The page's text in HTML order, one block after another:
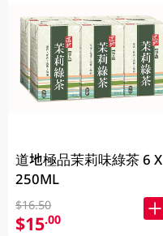
道地極品茉莉味綠茶 6 X
250ML
$16.50
$15.00